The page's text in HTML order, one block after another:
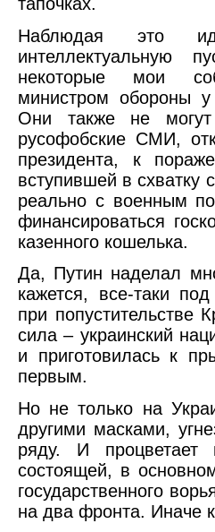
Наблюдая это
интеллектуальную
некоторые мои
министром обороны
Они также не
русофобские СМИ,
президента, к
вступившей в схватку
реально с военным
финансироваться
казенного кошелька.
Да, Путин наделал
кажется, все-таки
при попустительстве
сила – украинский
и приготовилась к
первым.
Но не только на
другими масками,
ряду. И процветает
состоящей, в
государственного
на два фронта. Иначе